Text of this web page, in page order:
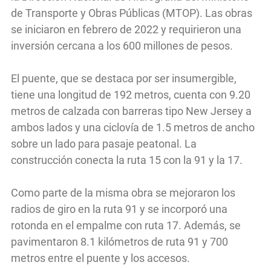
de Transporte y Obras Públicas (MTOP). Las obras
se iniciaron en febrero de 2022 y requirieron una
inversión cercana a los 600 millones de pesos.
El puente, que se destaca por ser insumergible,
tiene una longitud de 192 metros, cuenta con 9.20
metros de calzada con barreras tipo New Jersey a
ambos lados y una ciclovía de 1.5 metros de ancho
sobre un lado para pasaje peatonal. La
construcción conecta la ruta 15 con la 91 y la 17.
Como parte de la misma obra se mejoraron los
radios de giro en la ruta 91 y se incorporó una
rotonda en el empalme con ruta 17. Además, se
pavimentaron 8.1 kilómetros de ruta 91 y 700
metros entre el puente y los accesos.